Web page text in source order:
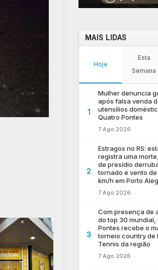
MAIS LIDAS
Hoje
Esta
Semana
1
Mulher denuncia
após falsa venda
utensílios
Quatro Pontes
7 Ago 2026
2
Estragos no RS:
registra uma
de presídio
tornado e vento de
km/h em Porto
7 Ago 2026
3
Com presença de
do top 30 mundial,
Pontes recebe o
torneio country de
Tennis da região
7 Ago 2026